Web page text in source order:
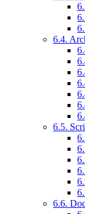
6.4.
6.5.
6.6.